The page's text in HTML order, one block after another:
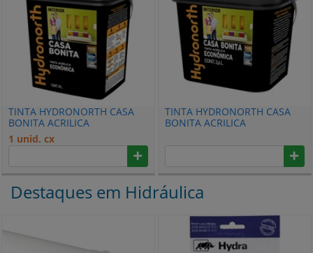
TINTA HYDRONORTH CASA
BONITA ACRILICA
ECONOMICA FOSCO 18L
SUPER BRANCO 00093110
1 unid. cx
TINTA HYDRONORTH CASA
BONITA ACRILICA
SUPER BRANCO 00093109
Destaques em Hidráulica